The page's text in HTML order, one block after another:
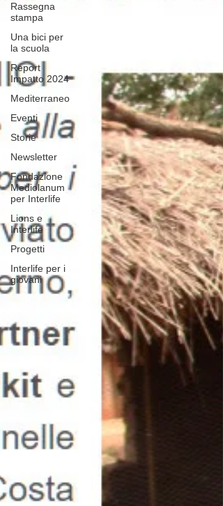
Rassegna
stampa
Una bici per
la scuola
Report
Impatto 2024
Mediterraneo
Eventi
Storie
Newsletter
Fondazione
Mediolanum
per Interlife
Lions e
Interlife
Progetti
Interlife per i
giovani